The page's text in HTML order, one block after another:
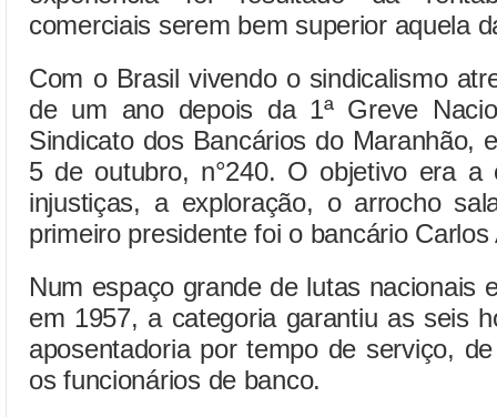
comerciais serem bem superior aquela
Com o Brasil vivendo o sindicalismo
de um ano depois da 1ª Greve
Sindicato dos Bancários do Maranhão,
5 de outubro, n°240. O objetivo era
injustiças, a exploração, o arrocho
primeiro presidente foi o bancário
Num espaço grande de lutas nacionais
em 1957, a categoria garantiu as seis
aposentadoria por tempo de serviço,
os funcionários de banco.